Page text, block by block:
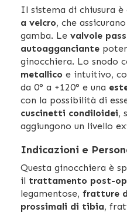
Il sistema di chiusura
a velcro, che
gamba. Le valvole
autoagganciante
ginocchiera. Lo snodo
metallico e intuitivo,
da 0° a +120° e una
con la possibilità di
cuscinetti condiloidei,
aggiungono un livello
Indicazioni e
Questa ginocchiera è
il trattamento post-
legamentose, fratture
prossimali di tibia,